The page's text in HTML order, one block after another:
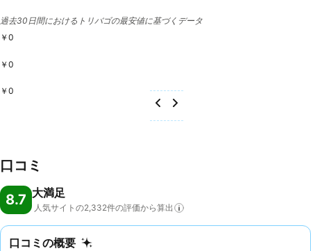
過去30日間におけるトリバゴの最安値に基づくデータ
￥0
￥0
￥0
口コミ
8.7 大満足
人気サイトの2,332件の評価から算出
口コミの概要